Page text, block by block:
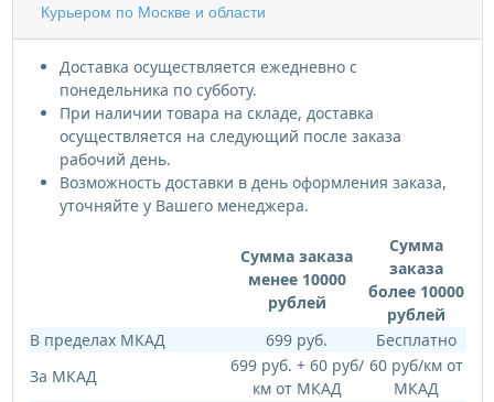
Курьером по Москве и области
Доставка осуществляется ежедневно с
понедельника по субботу.
При наличии товара на складе, доставка
осуществляется на следующий после заказа
рабочий день.
Возможность доставки в день оформления заказа,
уточняйте у Вашего менеджера.
Сумма заказа
менее 10000
рублей
Сумма
заказа
более 10000
рублей
В пределах МКАД
699 руб.
Бесплатно
За МКАД
699 руб. + 60 руб/
км от МКАД
60 руб/км от
МКАД